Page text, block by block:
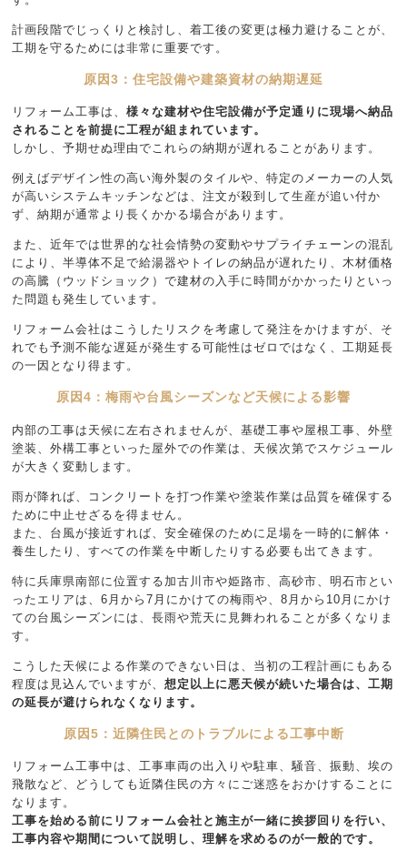
計画段階でじっくりと検討し、着工後の変更は極力避けることが、
工期を守るためには非常に重要です。
原因3：住宅設備や建築資材の納期遅延
リフォーム工事は、 様々な建材や住宅設備が予定通りに現場へ納品
されることを前提に工程が組まれています。
しかし、予期せぬ理由でこれらの納期が遅れることがあります。
例えばデザイン性の高い海外製のタイルや、特定のメーカーの人気
が高いシステムキッチンなどは、注文が殺到して生産が追い付か
ず、納期が通常より長くかかる場合があります。
また、近年では世界的な社会情勢の変動やサプライチェーンの混乱
により、半導体不足で給湯器やトイレの納品が遅れたり、木材価格
の高騰（ウッドショック）で建材の入手に時間がかかったりといっ
た問題も発生しています。
リフォーム会社はこうしたリスクを考慮して発注をかけますが、そ
れでも予測不能な遅延が発生する可能性はゼロではなく、工期延長
の一因となり得ます。
原因4：梅雨や台風シーズンなど天候による影響
内部の工事は天候に左右されませんが、基礎工事や屋根工事、外壁
塗装、外構工事といった屋外での作業は、天候次第でスケジュール
が大きく変動します。
雨が降れば、コンクリートを打つ作業や塗装作業は品質を確保する
ために中止せざるを得ません。
また、台風が接近すれば、安全確保のために足場を一時的に解体・
養生したり、すべての作業を中断したりする必要も出てきます。
特に兵庫県南部に位置する加古川市や姫路市、高砂市、明石市とい
ったエリアは、6月から7月にかけての梅雨や、8月から10月にかけ
ての台風シーズンには、長雨や荒天に見舞われることが多くなりま
す。
こうした天候による作業のできない日は、当初の工程計画にもある
程度は見込んでいますが、 想定以上に悪天候が続いた場合は、工期
の延長が避けられなくなります。
原因5：近隣住民とのトラブルによる工事中断
リフォーム工事中は、工事車両の出入りや駐車、騒音、振動、埃の
飛散など、どうしても近隣住民の方々にご迷惑をおかけすることに
なります。
工事を始める前にリフォーム会社と施主が一緒に挨拶回りを行い、
工事内容や期間について説明し、理解を求めるのが一般的です。